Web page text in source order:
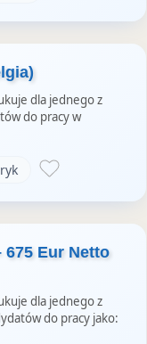
dla jednego z
do pracy w
675 Eur Netto
dla jednego z
do pracy jako: